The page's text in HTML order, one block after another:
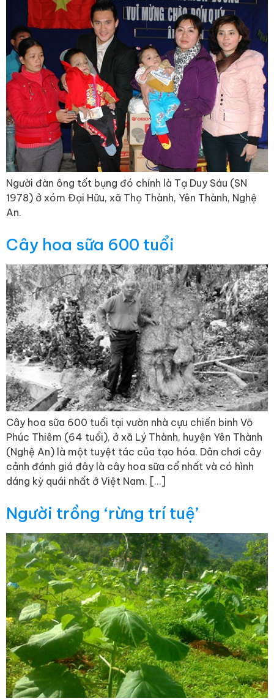
Người đàn ông tốt bụng đó chính là Tạ Duy Sáu (SN
1978) ở xóm Đại Hữu, xã Thọ Thành, Yên Thành, Nghệ
An.
Cây hoa sữa 600 tuổi
Cây hoa sữa 600 tuổi tại vườn nhà cựu chiến binh Võ
Phúc Thiêm (64 tuổi), ở xã Lý Thành, huyện Yên Thành
(Nghệ An) là một tuyệt tác của tạo hóa. Dân chơi cây
cảnh đánh giá đây là cây hoa sữa cổ nhất và có hình
dáng kỳ quái nhất ở Việt Nam. […]
Người trồng ‘rừng trí tuệ’